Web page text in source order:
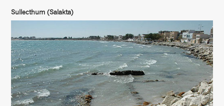
Sullecthum (Salakta)